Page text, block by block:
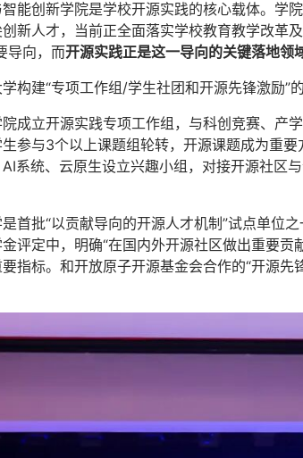
能创新学院是学校开源实践的核心载体。学
新人才，当前正全面落实学校教育教学改革
导向，而开源实践正是这一导向的关键落地领
构建“专项工作组/学生社团和开源先锋激励”
成立开源实践专项工作组，与科创竞赛、产
参与3个以上课题组轮转，开源课题成为重
系统、云原生设立兴趣小组，对接开源社区
首批“以贡献导向的开源人才机制”试点单位
评定中，明确“在国内外开源社区做出重要贡
指标。和开放原子开源基金会合作的“开源